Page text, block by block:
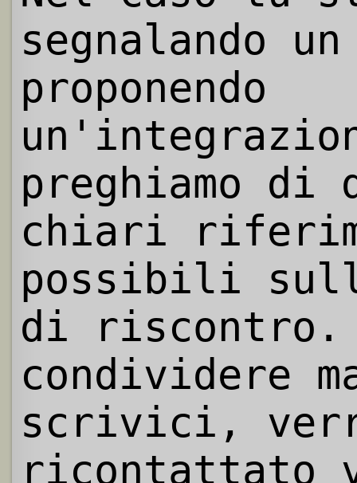
segnalando
proponendo
preghiamo
chiari
possibili
di riscontro.
condividere
scrivici,
ricontattato